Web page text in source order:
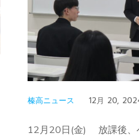
榛高ニュース 12月 20,
12月20日(金) 放課後、